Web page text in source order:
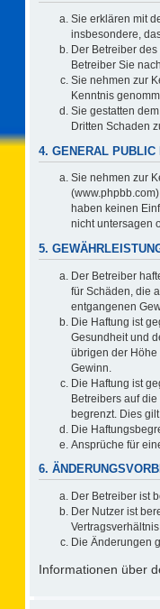
Sie erklären mit
insbesondere,
Der Betreiber
Betreiber Sie
Sie nehmen zur
Kenntnis
Sie gestatten
Dritten Schaden
4. GENERAL PUBLIC
Sie nehmen zur
haben keinen
nicht untersagen
5.
Der Betreiber
für Schäden, die
entgangenen
Die Haftung ist
Gesundheit und
übrigen der
Gewinn.
Die Haftung ist
Betreibers auf
begrenzt. Dies
Die
Ansprüche für
6.
Der Betreiber ist
Der Nutzer ist
Die Änderungen
Informationen über